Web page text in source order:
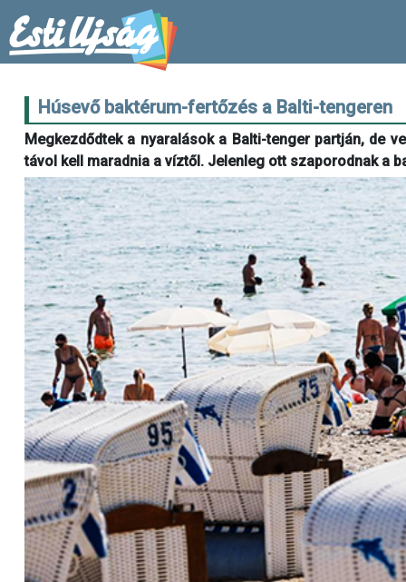
Húsevő baktérum-fertőzés a Balti-tengeren
Megkezdődtek a nyaralások a Balti-tenger partján, de
távol kell maradnia a víztől. Jelenleg ott szaporodnak a